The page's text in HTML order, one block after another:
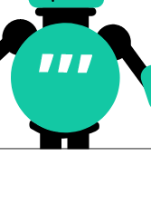
de Scandic Coin
en 7 días